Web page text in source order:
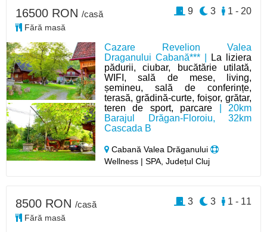
Cazare Revelion Valea
Draganului Cabană*** |
La liziera
pădurii, ciubar, bucătărie utilată,
WIFI, sală de mese, living,
șemineu, sală de conferințe,
terasă, grădină-curte, foișor, grătar,
teren de sport, parcare | 20km
Barajul Drăgan-Floroiu, 32km
Cascada B
Cabană Valea Drăganului
Wellness | SPA, Județul Cluj
16500 RON /casă
Fără masă
1 - 20
3
9
8500 RON /casă
Fără masă
1 - 11
3
3